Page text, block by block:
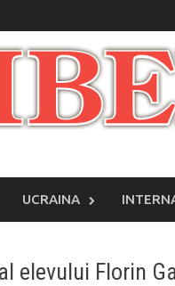
UCRAINA
elevului Florin